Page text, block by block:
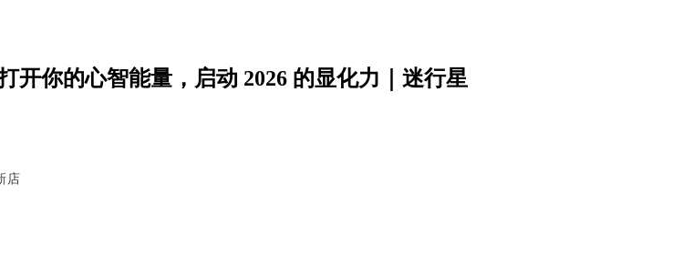
开你的心智能量，启动 2026 的显化力｜迷行星
店